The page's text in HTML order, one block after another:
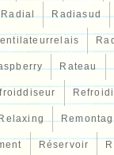
Radial Radiasud
Rateau
Refroidi
Réservoir